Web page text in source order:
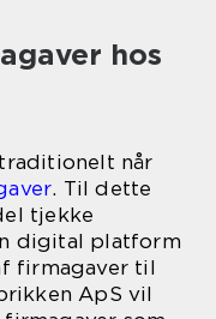
hos
når
. Til dette
tjekke
digital platform
firmagaver til
ApS vil